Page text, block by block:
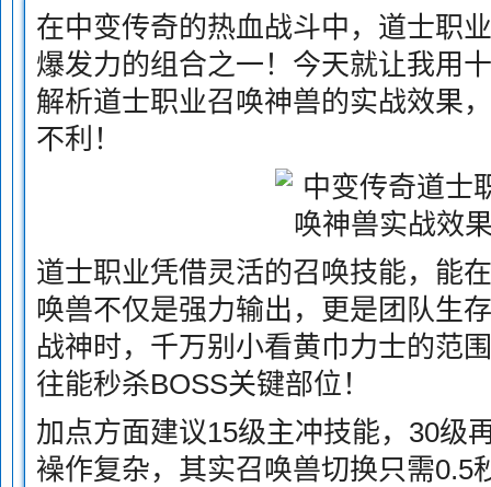
在中变传奇的热血战斗中，道士职
爆发力的组合之一！今天就让我用
解析道士职业召唤神兽的实战效果
不利！
道士职业凭借灵活的召唤技能，能
唤兽不仅是强力输出，更是团队生
战神时，千万别小看黄巾力士的范
往能秒杀BOSS关键部位！
加点方面建议15级主冲技能，30级
襙作复杂，其实召唤兽切换只需0.5